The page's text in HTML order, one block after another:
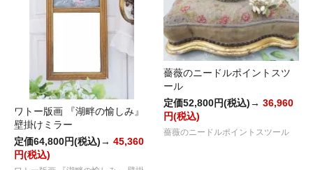
ワトー版画 『湖畔の愉しみ』
壁掛けミラー
定価64,800円(税込)→ 45,360
円(税込)
薔薇のニードルポイントスツ
ール
定価52,800円(税込)→ 36,960
円(税込)
薔薇のニードルポイントスツール